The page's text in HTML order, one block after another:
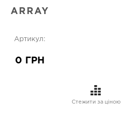
ARRAY
Артикул:
0 ГРН
Стежити за ціною